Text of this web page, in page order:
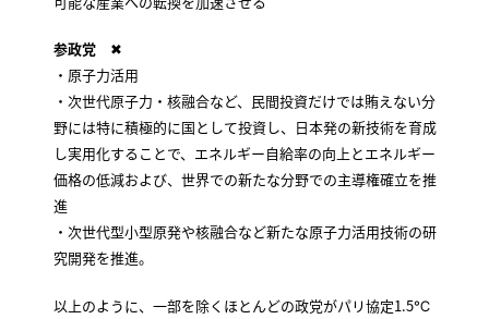
参政党✖
・原子力活用
・次世代原子力・核融合など、民間投資だけでは賄えない分
野には特に積極的に国として投資し、日本発の新技術を育成
し実用化することで、エネルギー自給率の向上とエネルギー
価格の低減および、世界での新たな分野での主導権確立を推
進
・次世代型小型原発や核融合など新たな原子力活用技術の研
究開発を推進。
以上のように、一部を除くほとんどの政党がパリ協定1.5℃